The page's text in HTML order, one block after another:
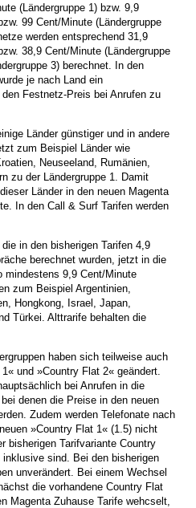
(Ländergruppe 1) bzw. 9,9
99 Cent/Minute (Ländergruppe
werden entsprechend 31,9
38,9 Cent/Minute (Ländergruppe
3) berechnet. In den
je nach Land ein
Festnetz-Preis bei Anrufen zu
Länder günstiger und in andere
zum Beispiel Länder wie
Neuseeland, Rumänien,
zu der Ländergruppe 1. Damit
Länder in den neuen Magenta
In den Call & Surf Tarifen werden
in den bisherigen Tarifen 4,9
berechnet wurden, jetzt in die
mindestens 9,9 Cent/Minute
zum Beispiel Argentinien,
Hongkong, Israel, Japan,
Türkei. Alttrarife behalten die
haben sich teilweise auch
und »Country Flat 2« geändert.
bei Anrufen in die
denen die Preise in den neuen
Zudem werden Telefonate nach
»Country Flat 1« (1.5) nicht
bisherigen Tarifvariante Country
sind. Bei den bisherigen
unverändert. Bei einem Wechsel
die vorhandene Country Flat
Magenta Zuhause Tarife wehcselt,